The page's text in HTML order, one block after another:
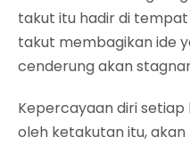
takut itu hadir di
takut membagikan ide
cenderung akan
Kepercayaan diri
oleh ketakutan itu,